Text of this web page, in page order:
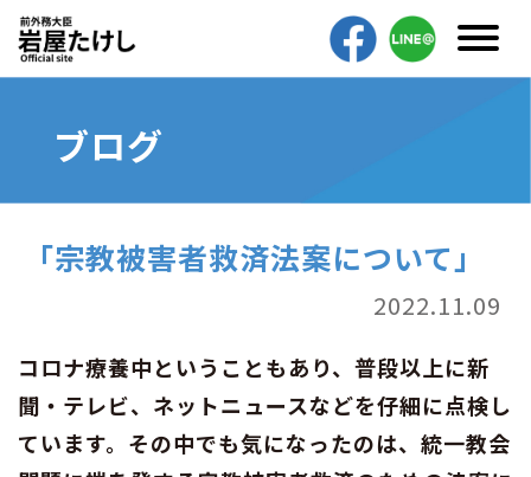
ブログ
「宗教被害者救済法案について」
2022.11.09
コロナ療養中ということもあり、普段以上に新
聞・テレビ、ネットニュースなどを仔細に点検し
ています。その中でも気になったのは、統一教会